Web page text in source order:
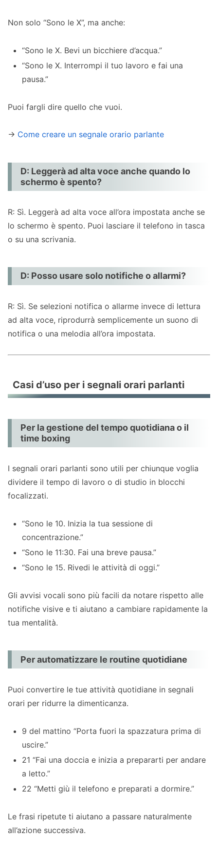
Non solo “Sono le X”, ma anche:
“Sono le X. Bevi un bicchiere d’acqua.”
“Sono le X. Interrompi il tuo lavoro e fai una
pausa.”
Puoi fargli dire quello che vuoi.
→ Come creare un segnale orario parlante
D: Leggerà ad alta voce anche quando lo
schermo è spento?
R: Sì. Leggerà ad alta voce all’ora impostata anche se
lo schermo è spento. Puoi lasciare il telefono in tasca
o su una scrivania.
D: Posso usare solo notifiche o allarmi?
R: Sì. Se selezioni notifica o allarme invece di lettura
ad alta voce, riprodurrà semplicemente un suono di
notifica o una melodia all’ora impostata.
Casi d’uso per i segnali orari parlanti
Per la gestione del tempo quotidiana o il
time boxing
I segnali orari parlanti sono utili per chiunque voglia
dividere il tempo di lavoro o di studio in blocchi
focalizzati.
“Sono le 10. Inizia la tua sessione di
concentrazione.”
“Sono le 11:30. Fai una breve pausa.”
“Sono le 15. Rivedi le attività di oggi.”
Gli avvisi vocali sono più facili da notare rispetto alle
notifiche visive e ti aiutano a cambiare rapidamente la
tua mentalità.
Per automatizzare le routine quotidiane
Puoi convertire le tue attività quotidiane in segnali
orari per ridurre la dimenticanza.
9 del mattino “Porta fuori la spazzatura prima di
uscire.”
21 “Fai una doccia e inizia a prepararti per andare
a letto.”
22 “Metti giù il telefono e preparati a dormire.”
Le frasi ripetute ti aiutano a passare naturalmente
all’azione successiva.